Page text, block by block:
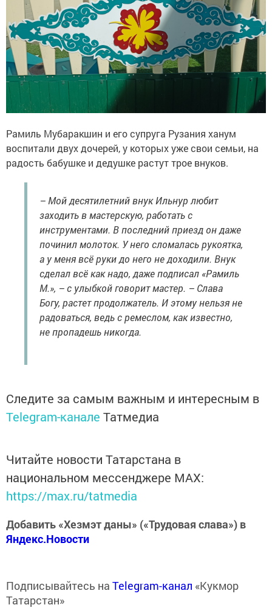
Рамиль Мубаракшин и его супруга Рузания ханум
воспитали двух дочерей, у которых уже свои семьи, на
радость бабушке и дедушке растут трое внуков.
– Мой десятилетний внук Ильнур любит
заходить в мастерскую, работать с
инструментами. В последний приезд он даже
починил молоток. У него сломалась рукоятка,
а у меня всё руки до него не доходили. Внук
сделал всё как надо, даже подписал «Рамиль
М.», – с улыбкой говорит мастер. – Слава
Богу, растет продолжатель. И этому нельзя не
радоваться, ведь с ремеслом, как известно,
не пропадешь никогда.
Следите за самым важным и интересным в
Telegram-канале Татмедиа
Читайте новости Татарстана в
национальном мессенджере MАХ:
https://max.ru/tatmedia
Добавить «Хезмэт даны» («Трудовая слава») в
Яндекс.Новости
Подписывайтесь на Telegram-канал «Кукмор
Татарстан»